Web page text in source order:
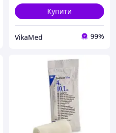
Купити
VikaMed 99%